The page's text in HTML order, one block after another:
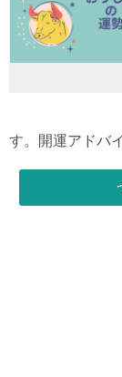
す。開運アドバ